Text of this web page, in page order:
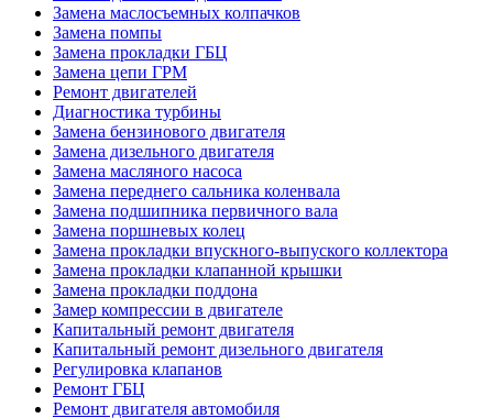
Замена маслосъемных колпачков
Замена помпы
Замена прокладки ГБЦ
Замена цепи ГРМ
Ремонт двигателей
Диагностика турбины
Замена бензинового двигателя
Замена дизельного двигателя
Замена масляного насоса
Замена переднего сальника коленвала
Замена подшипника первичного вала
Замена поршневых колец
Замена прокладки впускного-выпуского коллектора
Замена прокладки клапанной крышки
Замена прокладки поддона
Замер компрессии в двигателе
Капитальный ремонт двигателя
Капитальный ремонт дизельного двигателя
Регулировка клапанов
Ремонт ГБЦ
Ремонт двигателя автомобиля